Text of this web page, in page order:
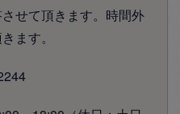
せて頂きます。時間外
ます。